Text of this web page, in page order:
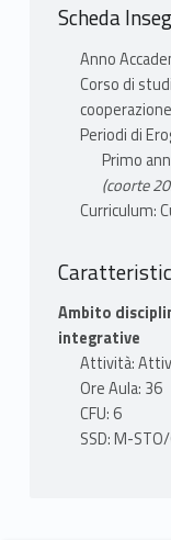
Scheda
Anno
Corso di
Periodi di
Primo
(coorte
Curriculum:
Ambito
integrative
Attività:
Ore Aula: 36
CFU: 6
SSD: M-